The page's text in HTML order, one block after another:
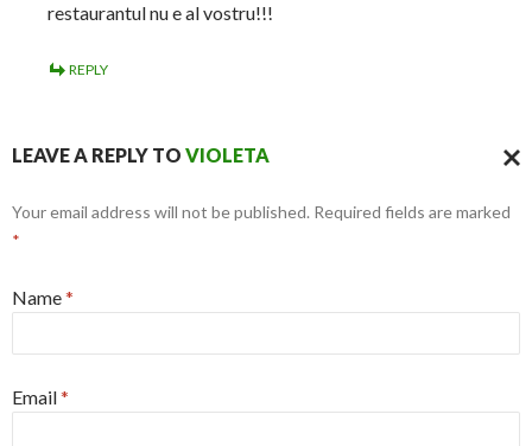
restaurantul nu e al vostru!!!
REPLY
LEAVE A REPLY TO VIOLETA
Your email address will not be published. Required fields are marked
*
Name*
Email*